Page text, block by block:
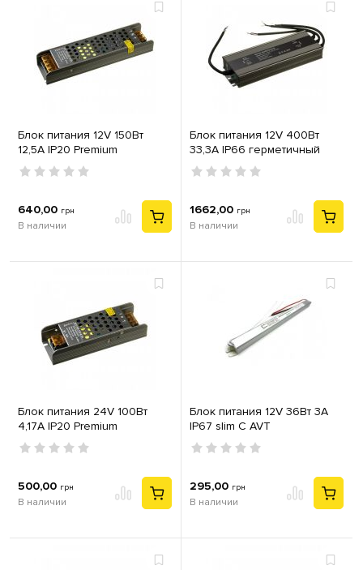
Блок питания 12V 150Вт
12,5А IP20 Premium
640,00 грн
В наличии
Блок питания 12V 400Вт
33,3А IP66 герметичный
1662,00 грн
В наличии
Блок питания 24V 100Вт
4,17А IP20 Premium
500,00 грн
В наличии
Блок питания 12V 36Вт 3А
IP67 slim С AVT
295,00 грн
В наличии